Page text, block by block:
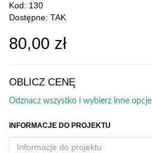
Kod: 130
Dostępne: TAK
80,00 zł
OBLICZ CENĘ
Odznacz wszystko i wybierz inne opcje
INFORMACJE DO PROJEKTU